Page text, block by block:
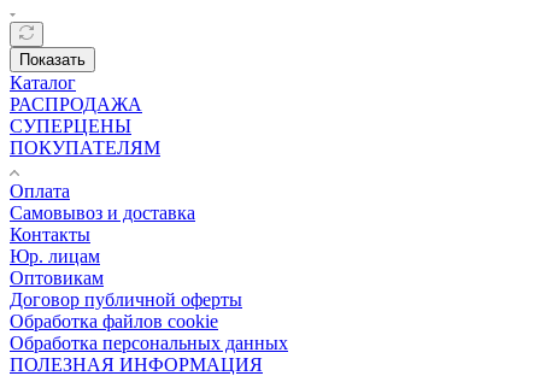
Показать
Каталог
РАСПРОДАЖА
СУПЕРЦЕНЫ
ПОКУПАТЕЛЯМ
Оплата
Самовывоз и доставка
Контакты
Юр. лицам
Оптовикам
Договор публичной оферты
Обработка файлов cookie
Обработка персональных данных
ПОЛЕЗНАЯ ИНФОРМАЦИЯ